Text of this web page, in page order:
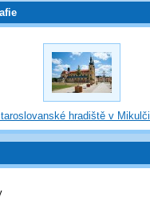
hradiště v